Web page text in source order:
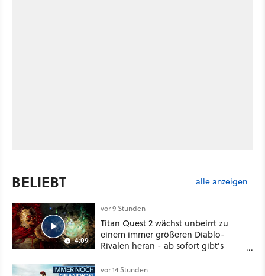
BELIEBT alle anzeigen
4:09
vor 9 Stunden
Titan Quest 2 wächst unbeirrt zu
einem immer größeren Diablo-
Rivalen heran - ab sofort gibt's
Klasse
vor 14 Stunden